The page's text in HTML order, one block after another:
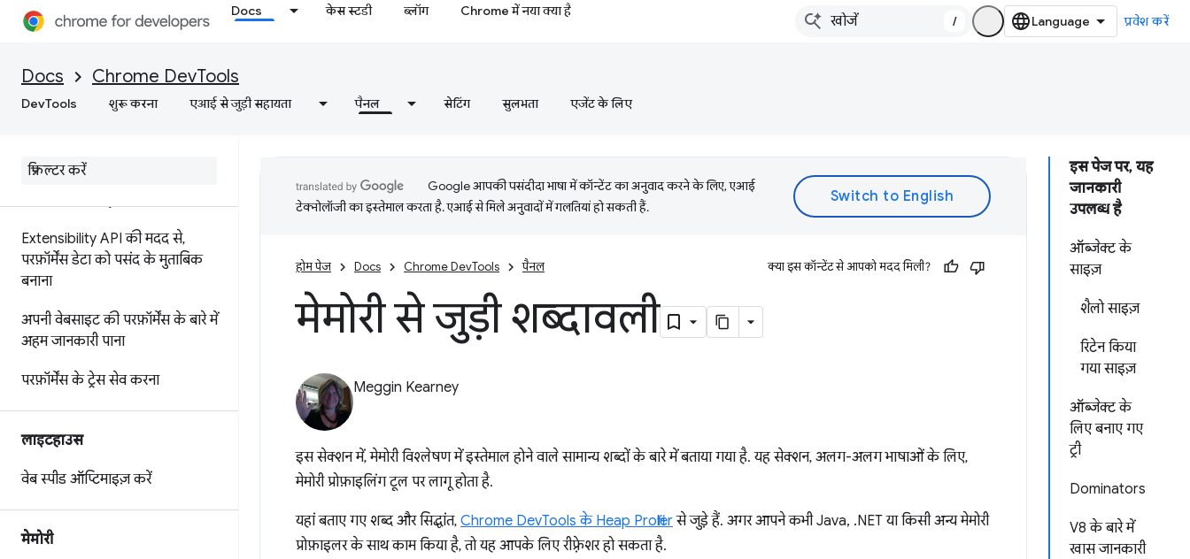
Docs केस स्टडी ब्लॉग Chrome में नया क्या है
/ प्रवेश करें
Docs Chrome DevTools
DevTools शुरू करना एआई से जुड़ी सहायता पैनल सेटिंग सुलभता एजेंट के लिए
करना और शेयर करना
टाइमलाइन में इवेंट का रेफ़रंस
विश्लेषण करना
Extensibility API की मदद से,
परफ़ॉर्मेंस डेटा को पसंद के मुताबिक
बनाना
अपनी वेबसाइट की परफ़ॉर्मेंस के बारे में
अहम जानकारी पाना
परफ़ॉर्मेंस के ट्रेस सेव करना
लाइटहाउस
वेब स्पीड ऑप्टिमाइज़ करें
मेमोरी
इस पेज पर, यह
जानकारी
उपलब्ध है
ऑब्जेक्ट के
साइज़
शैलो साइज़
रिटेन किया
गया साइज़
ऑब्जेक्ट के
लिए बनाए गए
ट्री
Dominators
V8 के बारे में
खास जानकारी
Google आपकी पसंदीदा भाषा में कॉन्टेंट का अनुवाद करने के लिए, एआई
टेक्नोलॉजी का इस्तेमाल करता है. एआई से मिले अनुवादों में गलतियां हो सकती हैं.
होम पेज Docs Chrome DevTools पैनल क्या इस कॉन्टेंट से आपको मदद मिली?
मेमोरी से जुड़ी शब्दावली
Meggin Kearney
इस सेक्शन में, मेमोरी विश्लेषण में इस्तेमाल होने वाले सामान्य शब्दों के बारे में बताया गया है. यह सेक्शन, अलग-अलग भाषाओं के लिए,
मेमोरी प्रोफ़ाइलिंग टूल पर लागू होता है.
यहां बताए गए शब्द और सिद्धांत, Chrome DevTools के Heap Profilerसे जुड़े हैं. अगर आपने कभी Java, .NET या किसी अन्य मेमोरी
प्रोफ़ाइलर के साथ काम किया है, तो यह आपके लिए रीफ़्रेशर हो सकता है.